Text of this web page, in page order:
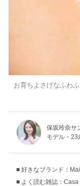
お育ちよさげなふわ
保坂玲奈サ
モデル・23
好きなブランド：
よく読む雑誌：